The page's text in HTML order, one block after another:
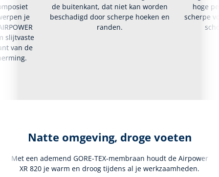
je
slijtvaste
van de
de buitenkant, dat niet kan worden
beschadigd door scherpe hoeken en
randen.
hoge
scherpe
Natte omgeving, droge voeten
Met een ademend GORE-TEX-membraan houdt de Airpower
XR 820 je warm en droog tijdens al je werkzaamheden.